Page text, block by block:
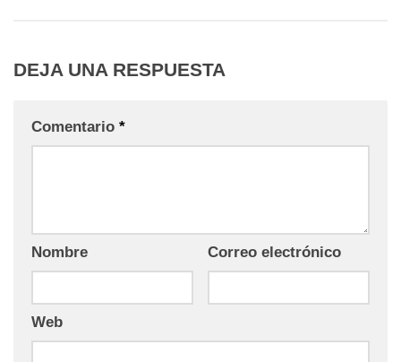
DEJA UNA RESPUESTA
Comentario *
Nombre Correo electrónico
Web